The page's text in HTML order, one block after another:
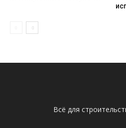
Всё для